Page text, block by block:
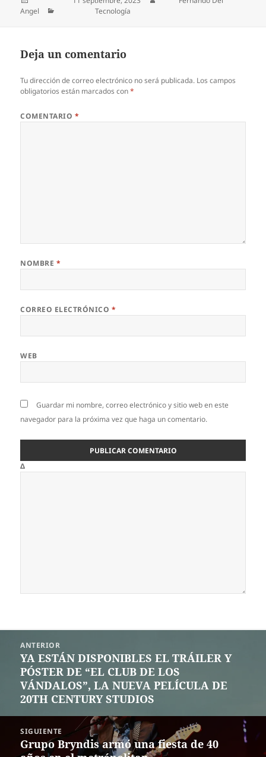
Angel
CategoríasTecnología
Deja un comentario
Tu dirección de correo electrónico no será publicada. Los campos
obligatorios están marcados con*
COMENTARIO *
NOMBRE *
CORREO ELECTRÓNICO *
WEB
Guardar mi nombre, correo electrónico y sitio web en este
navegador para la próxima vez que haga un comentario.
Δ
entradas
ANTERIOR
Entrada
anterior:
YA ESTÁN DISPONIBLES EL TRÁILER Y
PÓSTER DE “EL CLUB DE LOS
VÁNDALOS”, LA NUEVA PELÍCULA DE
20TH CENTURY STUDIOS
SIGUIENTE
Siguiente
Grupo Bryndis armó una fiesta de 40